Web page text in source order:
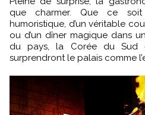
que charmer. Que ce
humoristique, d’un véritable
ou d’un dîner magique dans
du pays, la Corée du Sud
surprendront le palais comme